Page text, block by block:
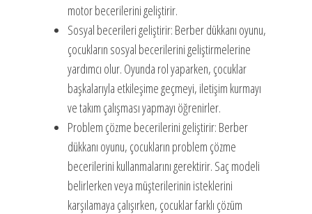
motor becerilerini geliştirir.
Sosyal becerileri geliştirir: Berber dükkanı oyunu,
çocukların sosyal becerilerini geliştirmelerine
yardımcı olur. Oyunda rol yaparken, çocuklar
başkalarıyla etkileşime geçmeyi, iletişim kurmayı
ve takım çalışması yapmayı öğrenirler.
Problem çözme becerilerini geliştirir: Berber
dükkanı oyunu, çocukların problem çözme
becerilerini kullanmalarını gerektirir. Saç modeli
belirlerken veya müşterilerinin isteklerini
karşılamaya çalışırken, çocuklar farklı çözüm